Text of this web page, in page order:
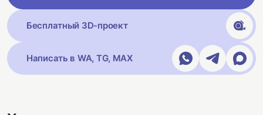
Бесплатный 3D-проект
Написать в WA, TG, MAX